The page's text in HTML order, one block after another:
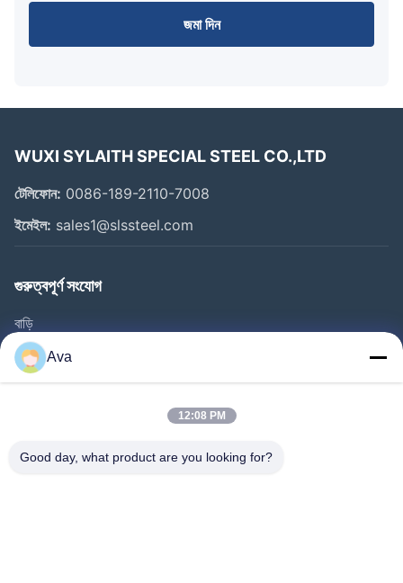
জমা দিন
WUXI SYLAITH SPECIAL STEEL CO.,LTD
টেলিফোন: 0086-189-2110-7008
ইমেইল: sales1@slssteel.com
গুরুত্বপূর্ণ সংযোগ
বাড়ি
পণ্য
ভিডিও
কারখানা পরিদর্শন
Ava
12:08 PM
Good day, what product are you looking for?